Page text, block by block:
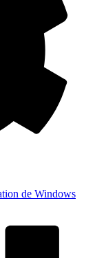
de Windows